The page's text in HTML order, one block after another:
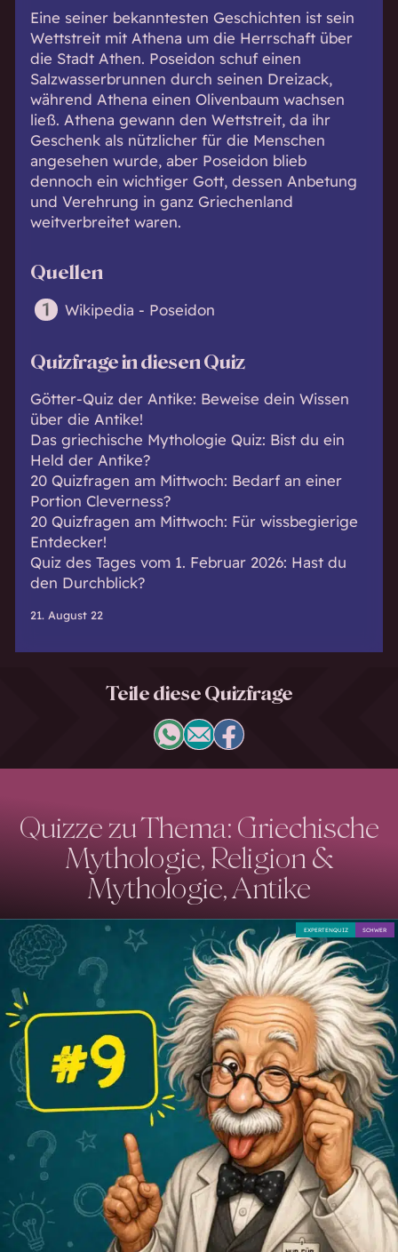
Eine seiner bekanntesten Geschichten ist sein
Wettstreit mit Athena um die Herrschaft über
die Stadt Athen. Poseidon schuf einen
Salzwasserbrunnen durch seinen Dreizack,
während Athena einen Olivenbaum wachsen
ließ. Athena gewann den Wettstreit, da ihr
Geschenk als nützlicher für die Menschen
angesehen wurde, aber Poseidon blieb
dennoch ein wichtiger Gott, dessen Anbetung
und Verehrung in ganz Griechenland
weitverbreitet waren.
Quellen
Wikipedia - Poseidon
Quizfrage in diesen Quiz
Götter-Quiz der Antike: Beweise dein Wissen
über die Antike!
Das griechische Mythologie Quiz: Bist du ein
Held der Antike?
20 Quizfragen am Mittwoch: Bedarf an einer
Portion Cleverness?
20 Quizfragen am Mittwoch: Für wissbegierige
Entdecker!
Quiz des Tages vom 1. Februar 2026: Hast du
den Durchblick?
21. August 22
Teile diese Quizfrage
Quizze zu Thema: Griechische
Mythologie, Religion &
Mythologie, Antike
SCHWER
EXPERTENQUIZ